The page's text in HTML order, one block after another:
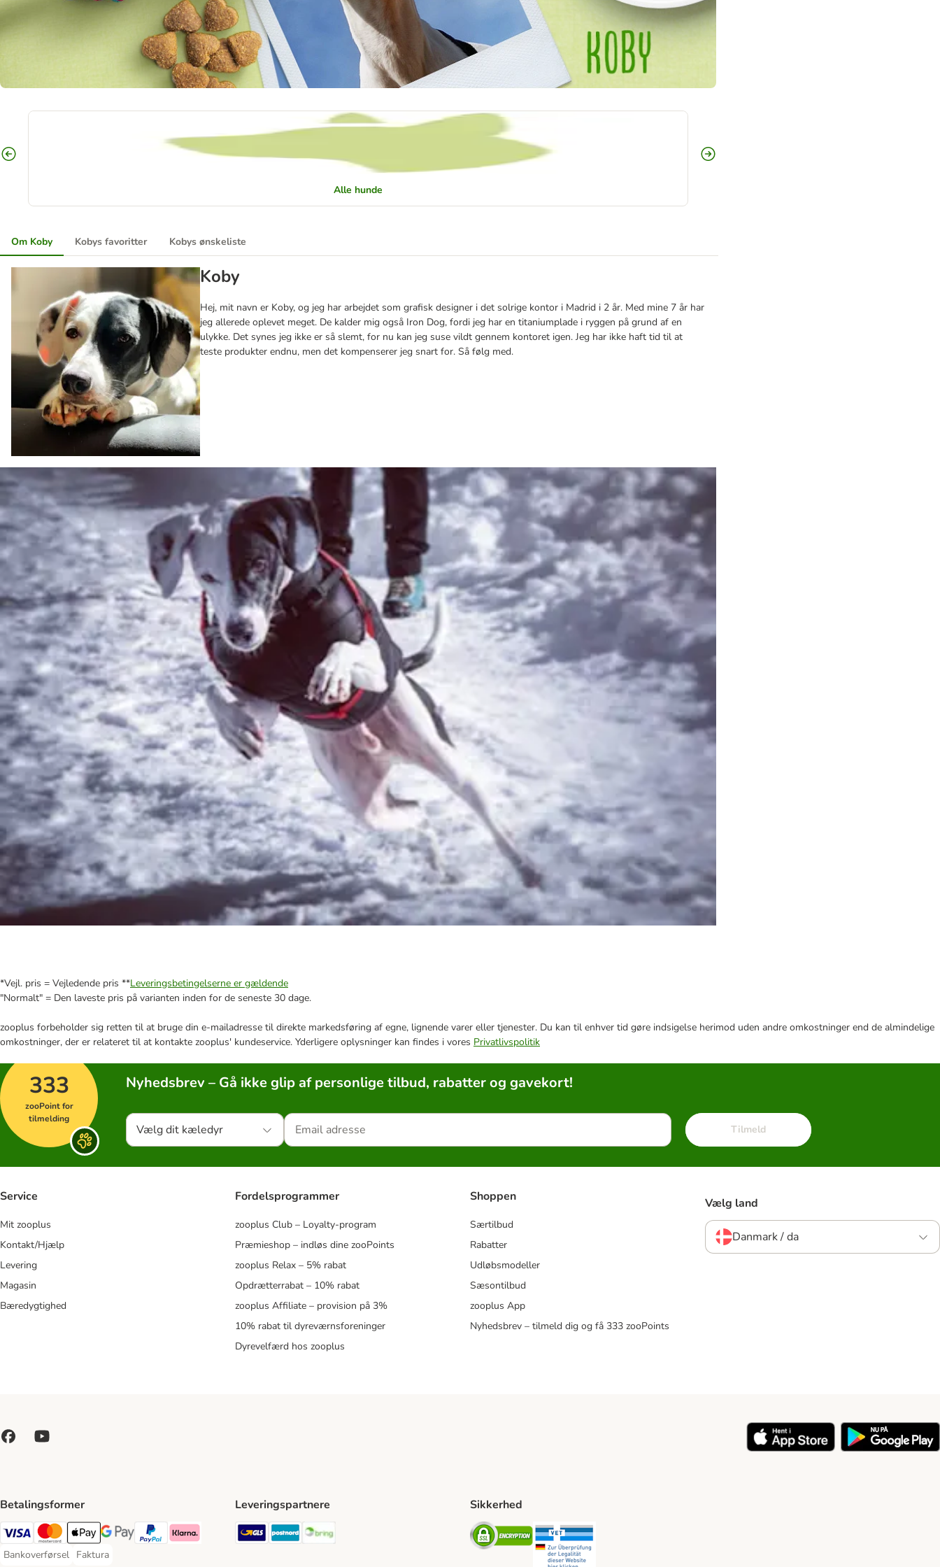
Alle hunde
Om Koby Kobys favoritter Kobys ønskeliste
Koby
Hej, mit navn er Koby, og jeg har arbejdet som grafisk designer i det solrige kontor i Madrid i 2 år. Med mine 7 år har
jeg allerede oplevet meget. De kalder mig også Iron Dog, fordi jeg har en titaniumplade i ryggen på grund af en
ulykke. Det synes jeg ikke er så slemt, for nu kan jeg suse vildt gennem kontoret igen. Jeg har ikke haft tid til at
teste produkter endnu, men det kompenserer jeg snart for. Så følg med.
*Vejl. pris = Vejledende pris **Leveringsbetingelserne er gældende
"Normalt" = Den laveste pris på varianten inden for de seneste 30 dage.
zooplus forbeholder sig retten til at bruge din e-mailadresse til direkte markedsføring af egne, lignende varer eller tjenester. Du kan til enhver tid gøre indsigelse herimod uden andre omkostninger end de almindelige
omkostninger, der er relateret til at kontakte zooplus' kundeservice. Yderligere oplysninger kan findes i vores Privatlivspolitik
333
zooPoint for
tilmelding
Nyhedsbrev – Gå ikke glip af personlige tilbud, rabatter og gavekort!
Vælg dit kæledyr Tilmeld
Service
Mit zooplus
Kontakt/Hjælp
Levering
Magasin
Bæredygtighed
Fordelsprogrammer
zooplus Club – Loyalty-program
Præmieshop – indløs dine zooPoints
zooplus Relax – 5% rabat
Opdrætterrabat – 10% rabat
zooplus Affiliate – provision på 3%
10% rabat til dyreværnsforeninger
Dyrevelfærd hos zooplus
Shoppen
Særtilbud
Rabatter
Udløbsmodeller
Sæsontilbud
zooplus App
Nyhedsbrev – tilmeld dig og få 333 zooPoints
Vælg land
Danmark / da
Betalingsformer
VISA Payment Method
Mastercard Payment Method
Apply pay Payment Method
Google Pay Payment Method
paypal Payment Method
Klarna Payment Method
Bankoverførsel
Bankoverførsel Payment Method
Faktura
Faktura Payment Method
Leveringspartnere
GLS Shipping Method
Postnord Shipping Method
Sikkerhed
Security